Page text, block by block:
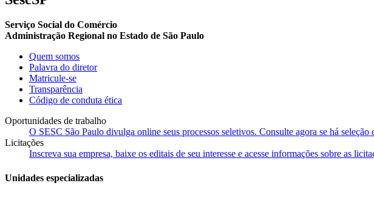
Serviço Social do Comércio
Administração Regional no Estado de São Paulo
Quem somos
Palavra do diretor
Matricule-se
Transparência
Código de conduta ética
Oportunidades de trabalho
O SESC São Paulo divulga online seus processos seletivos. Consulte agora se há seleção
Licitações
Inscreva sua empresa, baixe os editais de seu interesse e acesse informações sobre as
Unidades especializadas